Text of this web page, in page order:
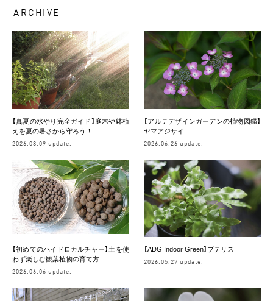
ARCHIVE
【真夏の水やり完全ガイド】庭木や鉢植
えを夏の暑さから守ろう！
2026.08.09 update.
【アルテデザインガーデンの植物図鑑】
ヤマアジサイ
2026.06.26 update.
【初めてのハイドロカルチャー】土を使
わず楽しむ観葉植物の育て方
2026.06.06 update.
【ADG Indoor Green】プテリス
2026.05.27 update.